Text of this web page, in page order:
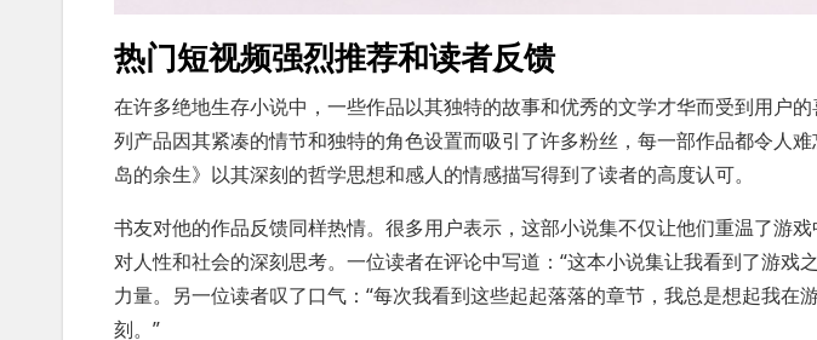
热门短视频强烈推荐和读者反馈
在许多绝地生存小说中，一些作品以其独特的故事和优秀的文学才华而受到用户
列产品因其紧凑的情节和独特的角色设置而吸引了许多粉丝，每一部作品都令人
岛的余生》以其深刻的哲学思想和感人的情感描写得到了读者的高度认可。
书友对他的作品反馈同样热情。很多用户表示，这部小说集不仅让他们重温了游
对人性和社会的深刻思考。一位读者在评论中写道：“这本小说集让我看到了游戏
力量。另一位读者叹了口气：“每次我看到这些起起落落的章节，我总是想起我在
刻。”